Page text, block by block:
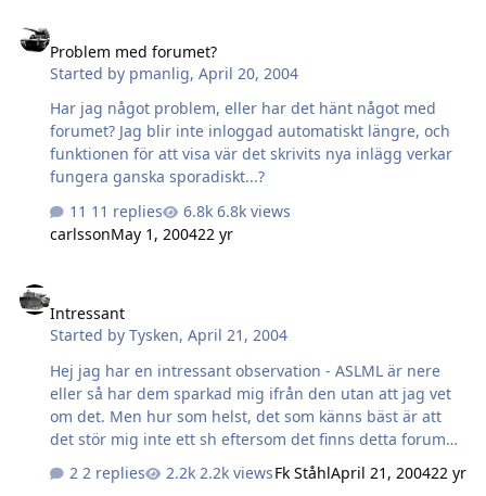
Problem med forumet?
Started by pmanlig,April 20, 2004
Har jag något problem, eller har det hänt något med
forumet? Jag blir inte inloggad automatiskt längre, och
funktionen för att visa vär det skrivits nya inlägg verkar
fungera ganska sporadiskt...?
11 replies
6.8k views
carlssonMay 1, 200422 yr
Intressant
Started byTysken,April 21, 2004
Hej jag har en intressant observation - ASLML är nere
eller så har dem sparkad mig ifrån den utan att jag vet
om det. Men hur som helst, det som känns bäst är att
det stör mig inte ett sh eftersom det finns detta forum
här - som samlar upp spelare som finns runt hörnet (ok -
mer eller mindre). Så även om det fanns en tid när jag
2 replies 2.2k viewsFk StåhlApril 21, 200422 yr